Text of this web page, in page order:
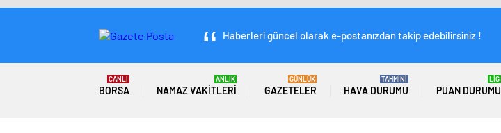
Haberleri güncel olarak e-postanızdan takip edebilirsiniz !
BORSA
CANLI
NAMAZ VAKITLERI
ANLIK
GAZETELER
GÜNLÜK
HAVA DURUMU
TAHMİNİ
PUAN DURUMU
LİG